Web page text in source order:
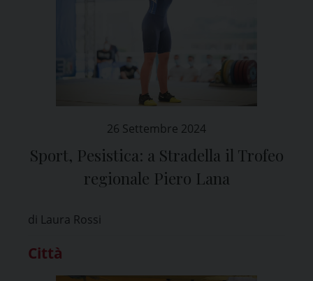
26 Settembre 2024
Sport, Pesistica: a Stradella il Trofeo
regionale Piero Lana
di Laura Rossi
Città